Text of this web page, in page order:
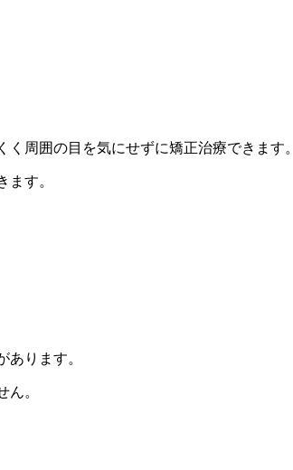
周囲の目を気にせずに矯正治療できます。
す。
ります。
。